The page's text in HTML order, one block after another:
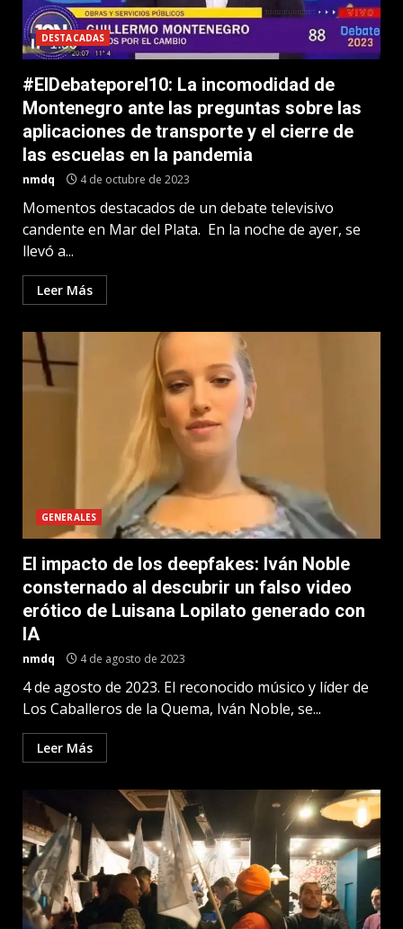
DESTACADAS
#ElDebateporel10: La incomodidad de
Montenegro ante las preguntas sobre las
aplicaciones de transporte y el cierre de
las escuelas en la pandemia
nmdq 4 de octubre de 2023
Momentos destacados de un debate televisivo
candente en Mar del Plata. En la noche de ayer, se
llevó a...
Leer Más
GENERALES
El impacto de los deepfakes: Iván Noble
consternado al descubrir un falso video
erótico de Luisana Lopilato generado con
IA
nmdq 4 de agosto de 2023
4 de agosto de 2023. El reconocido músico y líder de
Los Caballeros de la Quema, Iván Noble, se...
Leer Más